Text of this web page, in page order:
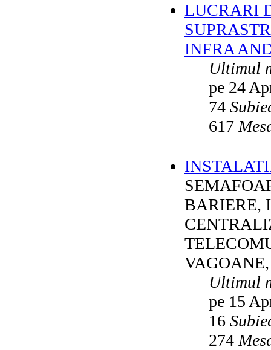
LUCRARI
INFRA
Ultimul
pe 24
74
617
BARIERE,
Ultimul
pe 15
16
274